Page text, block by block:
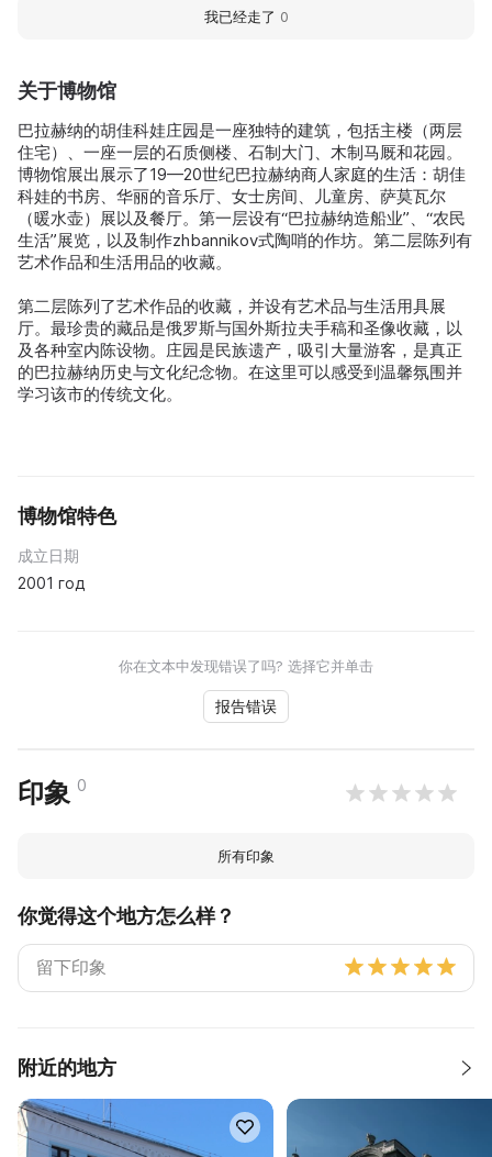
关于博物馆
巴拉赫纳的胡佳科娃庄园是一座独特的建筑，包括主楼（两层
住宅）、一座一层的石质侧楼、石制大门、木制马厩和花园。
博物馆展出展示了19—20世纪巴拉赫纳商人家庭的生活：胡佳
科娃的书房、华丽的音乐厅、女士房间、儿童房、萨莫瓦尔
（暖水壶）展以及餐厅。第一层设有“巴拉赫纳造船业”、“农民
生活”展览，以及制作zhbannikov式陶哨的作坊。第二层陈列有
艺术作品和生活用品的收藏。
第二层陈列了艺术作品的收藏，并设有艺术品与生活用具展
厅。最珍贵的藏品是俄罗斯与国外斯拉夫手稿和圣像收藏，以
及各种室内陈设物。庄园是民族遗产，吸引大量游客，是真正
的巴拉赫纳历史与文化纪念物。在这里可以感受到温馨氛围并
学习该市的传统文化。
博物馆特色
成立日期
2001 год
你在文本中发现错误了吗? 选择它并单击
报告错误
印象 0
所有印象
你觉得这个地方怎么样？
附近的地方
我已经走了 0